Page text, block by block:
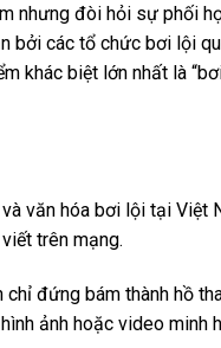
nhưng đòi hỏi sự phối
bởi các tổ chức bơi lội
khác biệt lớn nhất là
văn hóa bơi lội tại Việt
trên mạng.
đứng bám thành hồ
ảnh hoặc video minh